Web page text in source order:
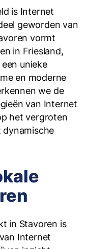
is Internet
geworden van
vormt
in Friesland,
unieke
en moderne
we de
van Internet
het vergroten
in Stavoren is
Internet